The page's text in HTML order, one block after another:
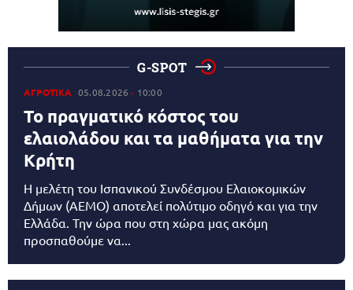
G-SPOT
ΑΓΡΟΤΙΚΑ 05.08.2026 10:00
Το πραγματικό κόστος του
ελαιολάδου και τα μαθήματα για την
Κρήτη
Η μελέτη του Ισπανικού Συνδέσμου Ελαιοκομικών
Δήμων (AEMO) αποτελεί πολύτιμο οδηγό και για την
Ελλάδα. Την ώρα που στη χώρα μας ακόμη
προσπαθούμε να...